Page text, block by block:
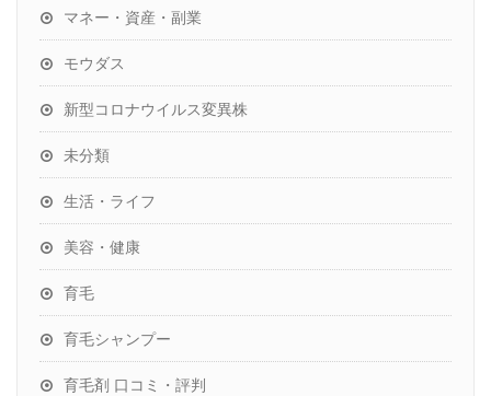
マネー・資産・副業
モウダス
新型コロナウイルス変異株
未分類
生活・ライフ
美容・健康
育毛
育毛シャンプー
育毛剤 口コミ・評判